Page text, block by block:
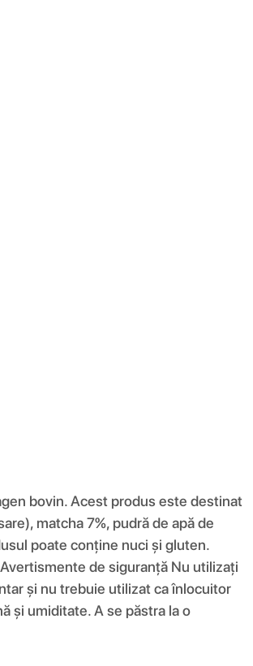
bovin. Acest produs este destinat
matcha 7%, pudră de apă de
poate conține nuci și gluten.
de siguranță Nu utilizați
și nu trebuie utilizat ca înlocuitor
și umiditate. A se păstra la o